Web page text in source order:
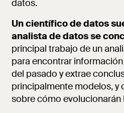
datos.
Un científico de datos
analista de datos se
principal trabajo de un
para encontrar
del pasado y extrae
principalmente modelos, y
sobre cómo evolucionarán